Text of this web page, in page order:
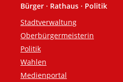
Fußzeile
Bürger · Rathaus · Politik
Stadtverwaltung
Oberbürgermeisterin
Politik
Wahlen
Medienportal